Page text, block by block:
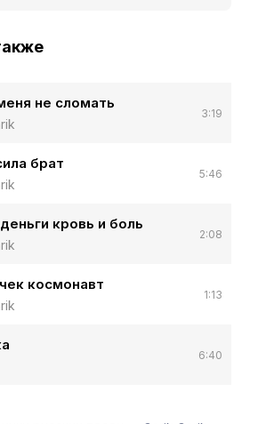
не сломать
3:19
брат
5:46
кровь и боль
2:08
космонавт
1:13
6:40